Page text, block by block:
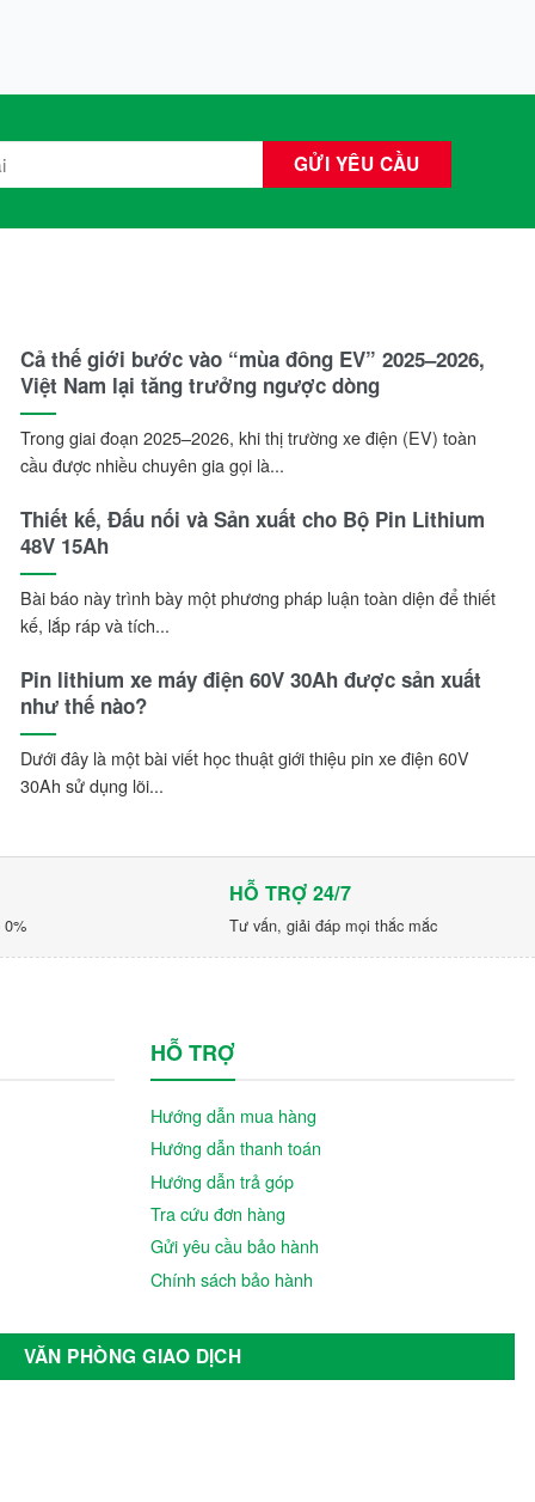
Cả thế giới bước vào “mùa đông EV” 2025–2026,
Việt Nam lại tăng trưởng ngược dòng
Trong giai đoạn 2025–2026, khi thị trường xe điện (EV) toàn
cầu được nhiều chuyên gia gọi là...
Thiết kế, Đấu nối và Sản xuất cho Bộ Pin Lithium
48V 15Ah
Bài báo này trình bày một phương pháp luận toàn diện để thiết
kế, lắp ráp và tích...
Pin lithium xe máy điện 60V 30Ah được sản xuất
như thế nào?
Dưới đây là một bài viết học thuật giới thiệu pin xe điện 60V
30Ah sử dụng lõi...
HỖ TRỢ 24/7
Tư vấn, giải đáp mọi thắc mắc
HỖ TRỢ
Hướng dẫn mua hàng
Hướng dẫn thanh toán
Hướng dẫn trả góp
Tra cứu đơn hàng
Gửi yêu cầu bảo hành
Chính sách bảo hành
VĂN PHÒNG GIAO DỊCH